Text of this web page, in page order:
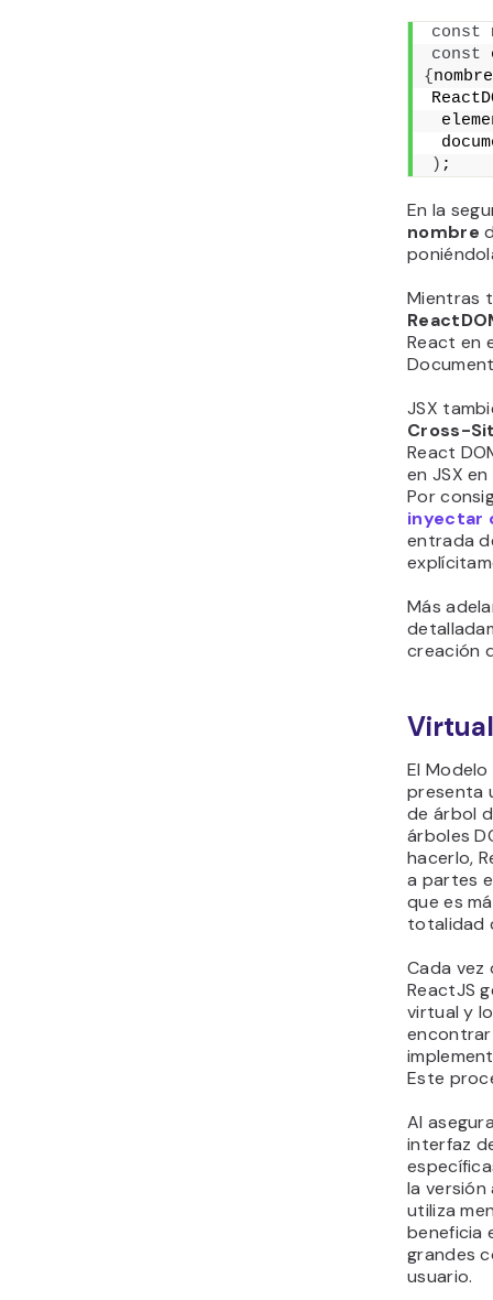
const
const
{ nombre
) ;
En la
nombre
Mientras
React en
JSX
Cross-
React
en JSX
Por
inyectar
entrada
Más
creación
El
presenta
de árbol
árboles
hacerlo,
a partes
que es
totalidad
Cada vez
ReactJS
virtual y
Este
Al
interfaz
la
utiliza
beneficia
grandes
usuario.